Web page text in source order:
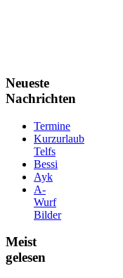
Neueste
Nachrichten
Termine
Kurzurlaub
Telfs
Bessi
Ayk
A-
Wurf
Bilder
Meist
gelesen